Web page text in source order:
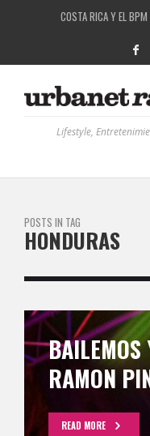
COSTA RICA Y EL
RUTAS NATURBANAS: EL
LA HISTORIA DETRÁS DE LA
Lifestyle,
POSTS IN TAG
HONDURAS
BAILEMOS
RAMON
READ MORE